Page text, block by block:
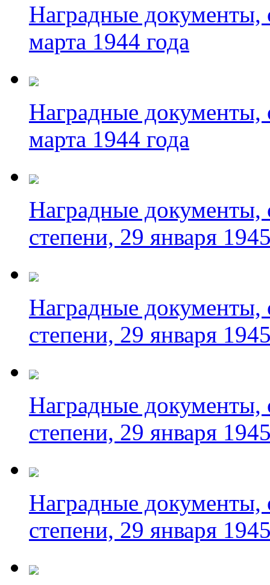
Наградные документы,
марта 1944 года
Наградные документы,
марта 1944 года
Наградные документы,
степени, 29 января
Наградные документы,
степени, 29 января
Наградные документы,
степени, 29 января
Наградные документы,
степени, 29 января